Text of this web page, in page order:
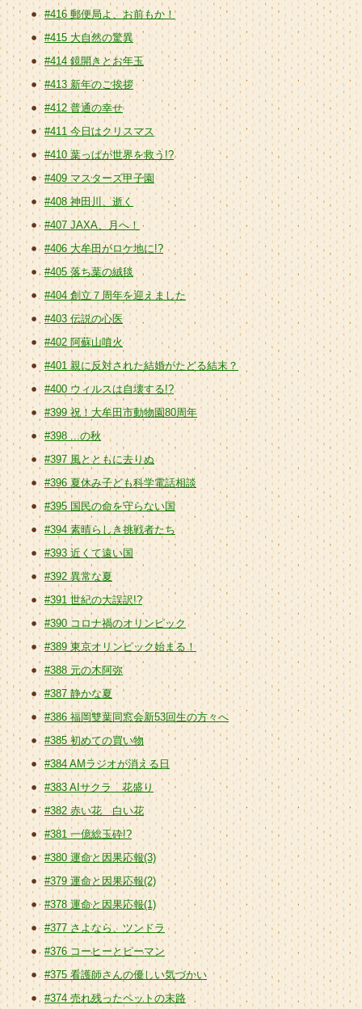
#416 郵便局よ、お前もか！
#415 大自然の驚異
#414 鏡開きとお年玉
#413 新年のご挨拶
#412 普通の幸せ
#411 今日はクリスマス
#410 葉っぱが世界を救う!?
#409 マスターズ甲子園
#408 神田川、逝く
#407 JAXA、月へ！
#406 大牟田がロケ地に!?
#405 落ち葉の絨毯
#404 創立７周年を迎えました
#403 伝説の心医
#402 阿蘇山噴火
#401 親に反対された結婚がたどる結末？
#400 ウィルスは自壊する!?
#399 祝！大牟田市動物園80周年
#398 ...の秋
#397 風とともに去りぬ
#396 夏休み子ども科学電話相談
#395 国民の命を守らない国
#394 素晴らしき挑戦者たち
#393 近くて遠い国
#392 異常な夏
#391 世紀の大誤訳!?
#390 コロナ禍のオリンピック
#389 東京オリンピック始まる！
#388 元の木阿弥
#387 静かな夏
#386 福岡雙葉同窓会新53回生の方々へ
#385 初めての買い物
#384 AMラジオが消える日
#383 AIサクラ 花盛り
#382 赤い花 白い花
#381 一億総玉砕!?
#380 運命と因果応報(3)
#379 運命と因果応報(2)
#378 運命と因果応報(1)
#377 さよなら、ツンドラ
#376 コーヒーとピーマン
#375 看護師さんの優しい気づかい
#374 売れ残ったペットの末路